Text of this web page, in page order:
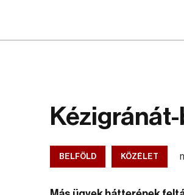
BELFÖLD KÖZÉLET